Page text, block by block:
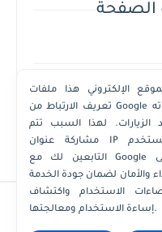
الصفحة
Powered by
أفضل - أسعار - أرقام
الإلكتروني هذا ملفات
تعريف الارتباط من Google لتقديم خدماته
الزيارات. لهذا السبب تتم
مشاركة عنوان IP ووكيل المستخدم
التابعين لك مع Google بالإضافة إلى
والأمان لضمان جودة الخدمة
الاستخدام واكتشاف
إساءة الاستخدام ومعالجتها.